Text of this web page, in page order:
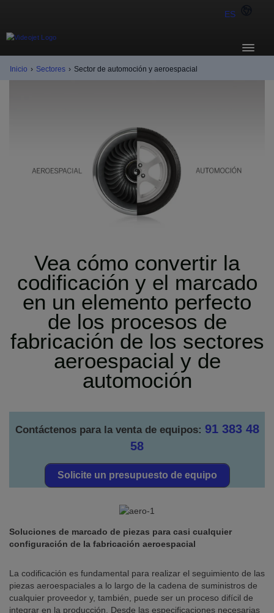
ES
Inicio › Sectores › Sector de automoción y aeroespacial
Vea cómo convertir la
codificación y el marcado
en un elemento perfecto
de los procesos de
fabricación de los sectores
aeroespacial y de
automoción
Contáctenos para la venta de equipos: 91 383 48
58
Solicite un presupuesto de equipo
Soluciones de marcado de piezas para casi cualquier
configuración de la fabricación aeroespacial
La codificación es fundamental para realizar el seguimiento de las
piezas aeroespaciales a lo largo de la cadena de suministros de
cualquier proveedor y, también, puede ser un proceso difícil de
integrar en la producción. Desde las especificaciones necesarias